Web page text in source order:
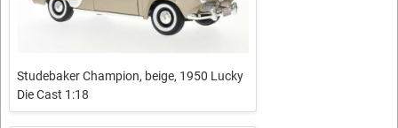
Studebaker Champion, beige, 1950 Lucky
Die Cast 1:18